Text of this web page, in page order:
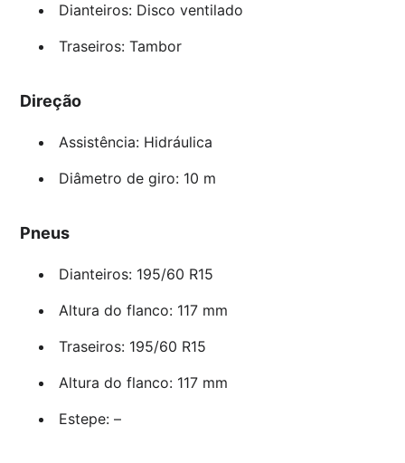
Dianteiros: Disco ventilado
Traseiros: Tambor
Direção
Assistência: Hidráulica
Diâmetro de giro: 10 m
Pneus
Dianteiros: 195/60 R15
Altura do flanco: 117 mm
Traseiros: 195/60 R15
Altura do flanco: 117 mm
Estepe: –